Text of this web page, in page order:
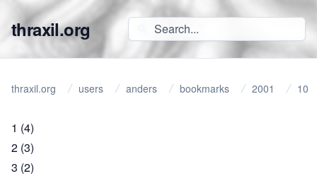
thraxil.org
thraxil.org users anders bookmarks 2001 10
1 (4)
2 (3)
3 (2)